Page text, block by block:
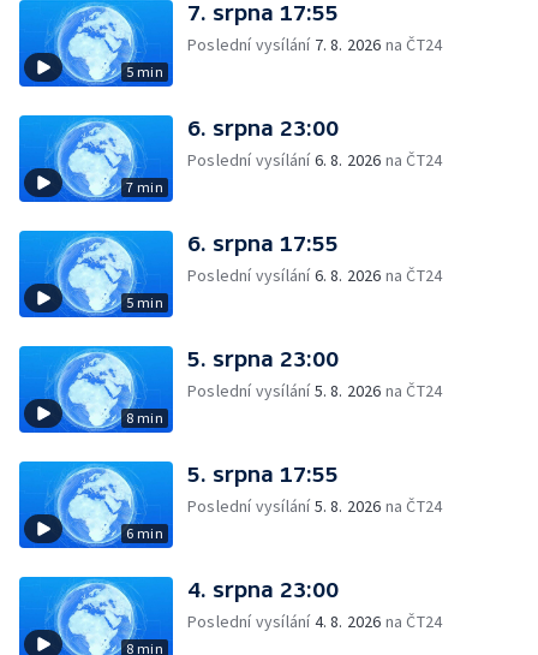
5 min
7. srpna 17:55
Poslední vysílání 7. 8. 2026 na ČT24
7 min
6. srpna 23:00
Poslední vysílání6. 8. 2026 na ČT24
5 min
6. srpna 17:55
Poslední vysílání6. 8. 2026 na ČT24
8 min
5. srpna 23:00
Poslední vysílání5. 8. 2026 na ČT24
6 min
5. srpna 17:55
Poslední vysílání5. 8. 2026 na ČT24
8 min
4. srpna 23:00
Poslední vysílání4. 8. 2026 na ČT24